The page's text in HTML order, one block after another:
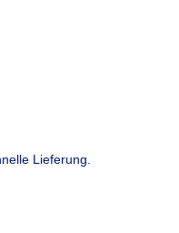
Lieferung.